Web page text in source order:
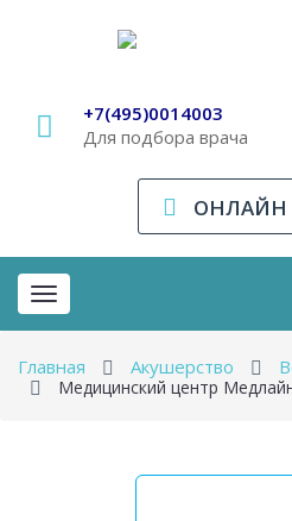
+7(495)0014003
Для подбора врача
ОНЛАЙН
Toggle
navigation
Главная Акушерство
Медицинский центр